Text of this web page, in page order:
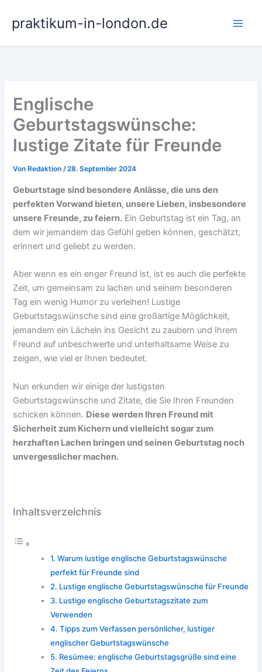
Inhalt
springen
praktikum-in-london.de
Englische
Geburtstagswünsche:
lustige Zitate für Freunde
Von Redaktion/28. September 2024
Geburtstage sind besondere Anlässe, die uns den
perfekten Vorwand bieten, unsere Lieben, insbesondere
unsere Freunde, zu feiern. Ein Geburtstag ist ein Tag, an
dem wir jemandem das Gefühl geben können, geschätzt,
erinnert und geliebt zu werden.
Aber wenn es ein enger Freund ist, ist es auch die perfekte
Zeit, um gemeinsam zu lachen und seinem besonderen
Tag ein wenig Humor zu verleihen! Lustige
Geburtstagswünsche sind eine großartige Möglichkeit,
jemandem ein Lächeln ins Gesicht zu zaubern und Ihrem
Freund auf unbeschwerte und unterhaltsame Weise zu
zeigen, wie viel er Ihnen bedeutet.
Nun erkunden wir einige der lustigsten
Geburtstagswünsche und Zitate, die Sie Ihren Freunden
schicken können. Diese werden Ihren Freund mit
Sicherheit zum Kichern und vielleicht sogar zum
herzhaften Lachen bringen und seinen Geburtstag noch
unvergesslicher machen.
Inhaltsverzeichnis
Warum lustige englische Geburtstagswünsche
perfekt für Freunde sind
Lustige englische Geburtstagswünsche für Freunde
Lustige englische Geburtstagszitate zum
Verwenden
Tipps zum Verfassen persönlicher, lustiger
englischer Geburtstagswünsche
Resümee: englische Geburtstagsgrüße sind eine